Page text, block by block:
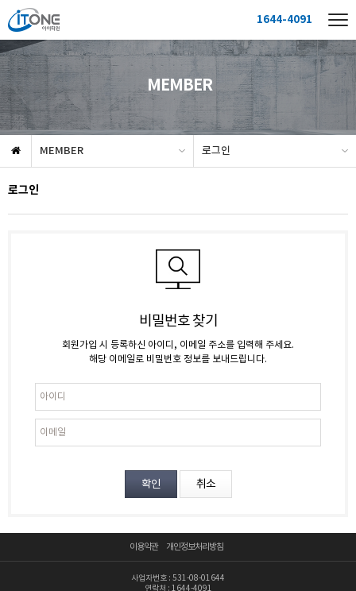
1644-4091
MEMBER
MEMBER 로그인
로그인
비밀번호 찾기
회원가입 시 등록하신 아이디, 이메일 주소를 입력해 주세요.
해당 이메일로 비밀번호 정보를 보내드립니다.
이용약관 개인정보처리방침
사업자번호 : 531-08-01644
연락처 : 1644-4091